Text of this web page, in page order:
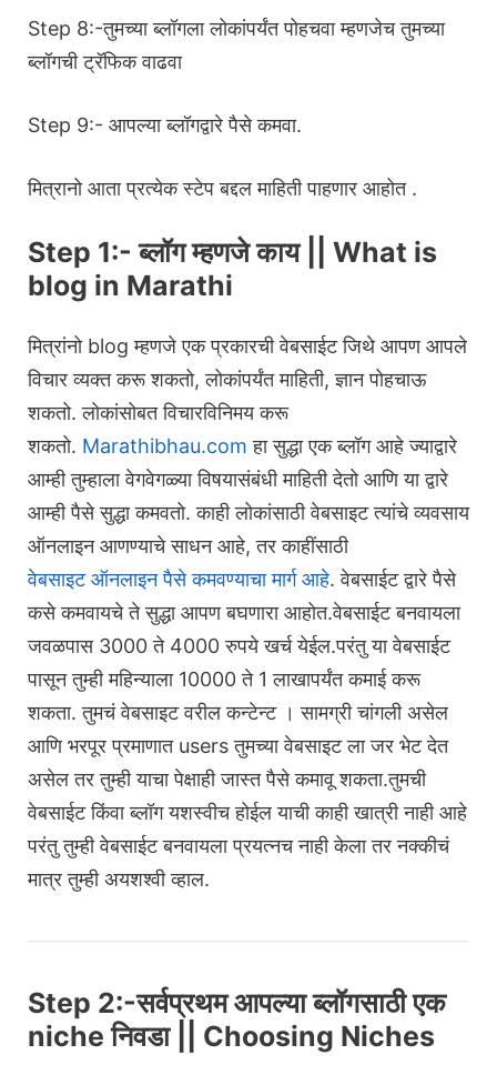
Step 8:-तुमच्या ब्लॉगला लोकांपर्यंत पोहचवा म्हणजेच तुमच्या
ब्लॉगची ट्रॅफिक वाढवा
Step 9:- आपल्या ब्लॉगद्वारे पैसे कमवा.
मित्रानो आता प्रत्येक स्टेप बद्दल माहिती पाहणार आहोत .
Step 1:- ब्लॉग म्हणजे काय || What is
blog in Marathi
मित्रांनो blog म्हणजे एक प्रकारची वेबसाईट जिथे आपण आपले
विचार व्यक्त करू शकतो, लोकांपर्यंत माहिती, ज्ञान पोहचाऊ
शकतो. लोकांसोबत विचारविनिमय करू
शकतो. Marathibhau.com हा सुद्धा एक ब्लॉग आहे ज्याद्वारे
आम्ही तुम्हाला वेगवेगळ्या विषयासंबंधी माहिती देतो आणि या द्वारे
आम्ही पैसे सुद्धा कमवतो. काही लोकांसाठी वेबसाइट त्यांचे व्यवसाय
ऑनलाइन आणण्याचे साधन आहे, तर काहींसाठी
वेबसाइट ऑनलाइन पैसे कमवण्याचा मार्ग आहे. वेबसाईट द्वारे पैसे
कसे कमवायचे ते सुद्धा आपण बघणारा आहोत.वेबसाईट बनवायला
जवळपास 3000 ते 4000 रुपये खर्च येईल.परंतु या वेबसाईट
पासून तुम्ही महिन्याला 10000 ते 1 लाखापर्यंत कमाई करू
शकता. तुमचं वेबसाइट वरील कन्टेन्ट । सामग्री चांगली असेल
आणि भरपूर प्रमाणात users तुमच्या वेबसाइट ला जर भेट देत
असेल तर तुम्ही याचा पेक्षाही जास्त पैसे कमावू शकता.तुमची
वेबसाईट किंवा ब्लॉग यशस्वीच होईल याची काही खात्री नाही आहे
परंतु तुम्ही वेबसाईट बनवायला प्रयत्नच नाही केला तर नक्कीचं
मात्र तुम्ही अयशश्वी व्हाल.
Step 2:-सर्वप्रथम आपल्या ब्लॉगसाठी एक
niche निवडा || Choosing Niches